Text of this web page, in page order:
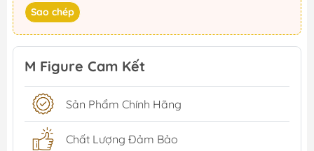
Sao chép
M Figure Cam Kết
Sản Phẩm Chính Hãng
Chất Lượng Đảm Bảo